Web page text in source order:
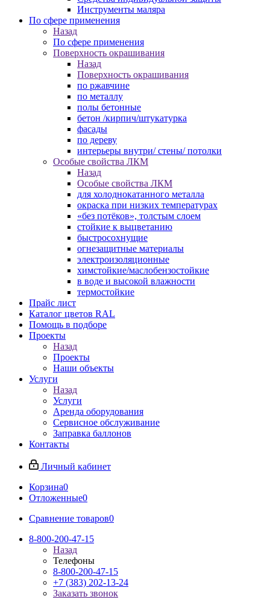
Инструменты маляра
По сфере применения
Назад
По сфере применения
Поверхность окрашивания
Назад
Поверхность окрашивания
по ржавчине
по металлу
полы бетонные
бетон /кирпич/штукатурка
фасады
по дереву
интерьеры внутри/ стены/ потолки
Особые свойства ЛКМ
Назад
Особые свойства ЛКМ
для холоднокатанного металла
окраска при низких температурах
«без потёков», толстым слоем
стойкие к выцветанию
быстросохнущие
огнезащитные материалы
электроизоляционные
химстойкие/маслобензостойкие
в воде и высокой влажности
термостойкие
Прайс лист
Каталог цветов RAL
Помощь в подборе
Проекты
Назад
Проекты
Наши объекты
Услуги
Назад
Услуги
Аренда оборудования
Сервисное обслуживание
Заправка баллонов
Контакты
Личный кабинет
Корзина0
Отложенные0
Сравнение товаров0
8-800-200-47-15
Назад
Телефоны
8-800-200-47-15
+7 (383) 202-13-24
Заказать звонок